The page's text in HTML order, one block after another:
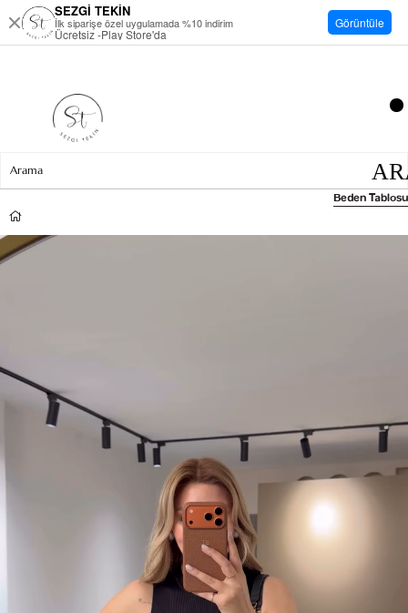
Beden Tablosu
SEZGİ TEKİN
İlk siparişe özel uygulamada %10 indirim
Ücretsiz -Play Store'da
Görüntüle